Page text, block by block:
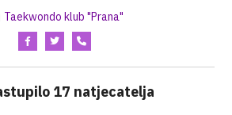
Taekwondo klub "Prana"
17 natjecatelja